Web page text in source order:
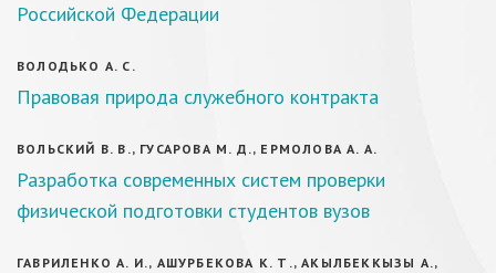
Российской Федерации
ВОЛОДЬКО А. С.
Правовая природа служебного контракта
ВОЛЬСКИЙ В. В., ГУСАРОВА М. Д., ЕРМОЛОВА А. А.
Разработка современных систем проверки
физической подготовки студентов вузов
ГАВРИЛЕНКО А. И., АШУРБЕКОВА К. Т., АКЫЛБЕККЫЗЫ А.,